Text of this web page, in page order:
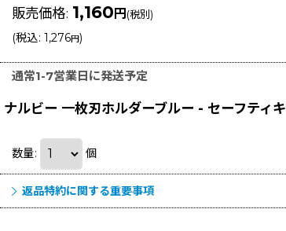
販売価格: 1,160円(税別)
(税込: 1,276円)
通常1-7営業日に発送予定
ナルビー 一枚刃ホルダーブルー - セーフティ
数量: 個
返品特約に関する重要事項